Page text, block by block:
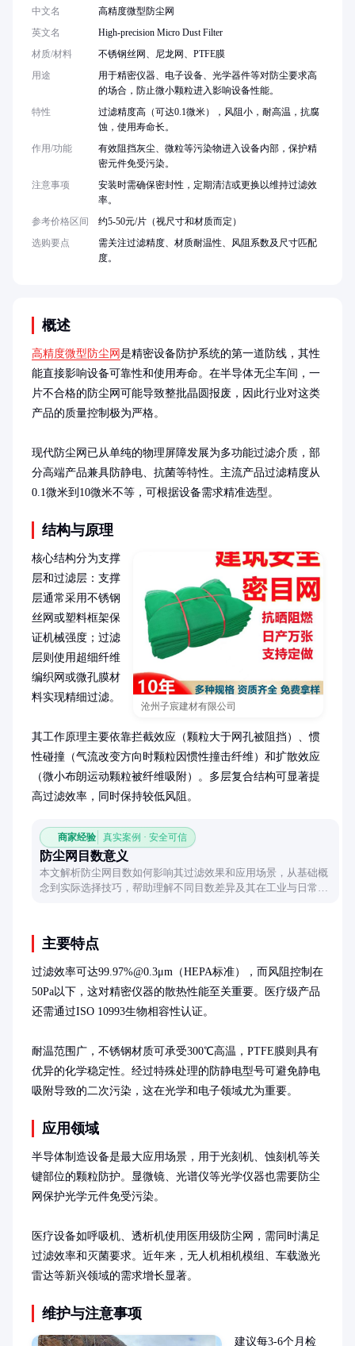
概述
高精度微型防尘网 是精密设备防护系统的第一道防线，其性
能直接影响设备可靠性和使用寿命。在半导体无尘车间，一
片不合格的防尘网可能导致整批晶圆报废，因此行业对这类
产品的质量控制极为严格。
现代防尘网已从单纯的物理屏障发展为多功能过滤介质，部
分高端产品兼具防静电、抗菌等特性。主流产品过滤精度从
0.1微米到10微米不等，可根据设备需求精准选型。
结构与原理
沧州子宸建材有限公司
核心结构分为支撑
层和过滤层：支撑
层通常采用不锈钢
丝网或塑料框架保
证机械强度；过滤
层则使用超细纤维
编织网或微孔膜材
料实现精细过滤。
其工作原理主要依靠拦截效应（颗粒大于网孔被阻挡）、惯
性碰撞（气流改变方向时颗粒因惯性撞击纤维）和扩散效应
（微小布朗运动颗粒被纤维吸附）。多层复合结构可显著提
高过滤效率，同时保持较低风阻。
商家经验 真实案例 · 安全可信
防尘网目数意义
本文解析防尘网目数如何影响其过滤效果和应用场景，从基础概
念到实际选择技巧，帮助理解不同目数差异及其在工业与日常中
主要特点
过滤效率可达99.97%@0.3μm（HEPA标准），而风阻控制在
50Pa以下，这对精密仪器的散热性能至关重要。医疗级产品
还需通过ISO 10993生物相容性认证。
耐温范围广，不锈钢材质可承受300℃高温，PTFE膜则具有
优异的化学稳定性。经过特殊处理的防静电型号可避免静电
吸附导致的二次污染，这在光学和电子领域尤为重要。
应用领域
半导体制造设备是最大应用场景，用于光刻机、蚀刻机等关
键部位的颗粒防护。显微镜、光谱仪等光学仪器也需要防尘
网保护光学元件免受污染。
医疗设备如呼吸机、透析机使用医用级防尘网，需同时满足
过滤效率和灭菌要求。近年来，无人机相机模组、车载激光
雷达等新兴领域的需求增长显著。
维护与注意事项
建议每3-6个月检
中文名
高精度微型防尘网
英文名
High-precision Micro Dust Filter
材质/材料
不锈钢丝网、尼龙网、PTFE膜
用途
用于精密仪器、电子设备、光学器件等对防尘要求高
的场合，防止微小颗粒进入影响设备性能。
特性
过滤精度高（可达0.1微米），风阻小，耐高温，抗腐
蚀，使用寿命长。
作用/功能
有效阻挡灰尘、微粒等污染物进入设备内部，保护精
密元件免受污染。
注意事项
安装时需确保密封性，定期清洁或更换以维持过滤效
率。
参考价格区间
约5-50元/片（视尺寸和材质而定）
选购要点
需关注过滤精度、材质耐温性、风阻系数及尺寸匹配
度。